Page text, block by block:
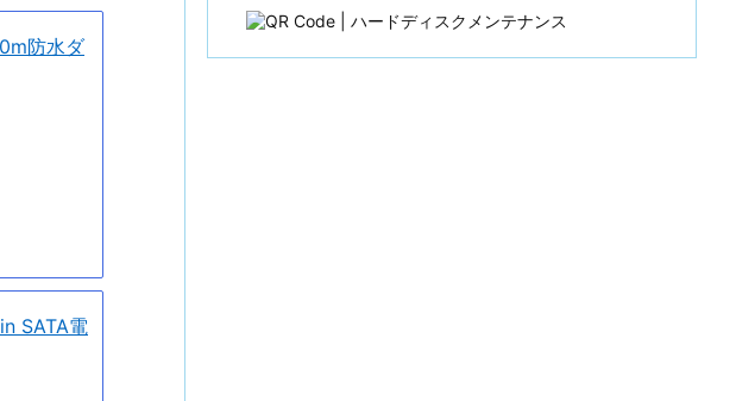
防水ダ
SATA電